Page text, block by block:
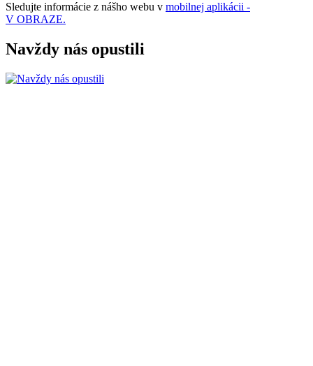
Sledujte informácie z nášho webu v mobilnej aplikácii -
V OBRAZE.
Navždy nás opustili